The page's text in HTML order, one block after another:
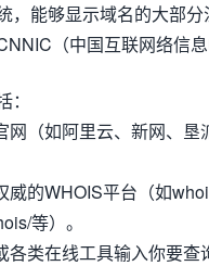
，能够显示域名的大部
（中国互联网络信
网（如阿里云、新网、垦
的WHOIS平台（如
等）。
类在线工具输入你要查